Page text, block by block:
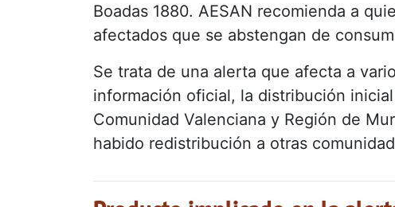
Boadas 1880. AESAN recomienda a
afectados que se abstengan de
Se trata de una alerta que afecta a
información oficial, la distribución
Comunidad Valenciana y Región de
habido redistribución a otras